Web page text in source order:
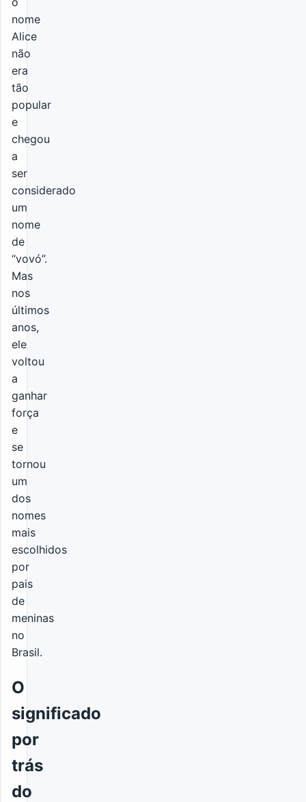
nome
Alice
não
era
tão
popular
e
chegou
a
ser
considerado
um
nome
de
“vovó”.
Mas
nos
últimos
anos,
ele
voltou
a
ganhar
força
e
se
tornou
um
dos
nomes
mais
escolhidos
por
pais
de
meninas
no
Brasil.
O
significado
por
trás
do